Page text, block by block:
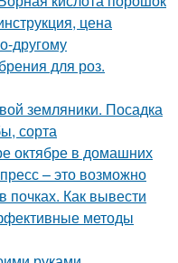
цена
другому
для роз.
земляники. Посадка
сорта
октябре в домашних
– это возможно
почках. Как вывести
методы